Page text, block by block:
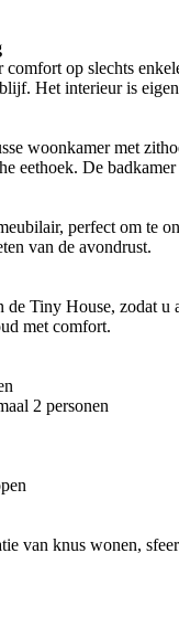
op slechts
Het interieur is
woonkamer met
eethoek. De
perfect om te
van de avondrust.
de Tiny House, zodat
met comfort.
2 personen
van knus wonen,